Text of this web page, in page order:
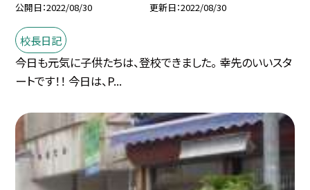
公開日 2022/08/30 更新日 2022/08/30
校長日記
今日も元気に子供たちは、登校できました。 幸先のいいスタ
ートです！！ 今日は、P...